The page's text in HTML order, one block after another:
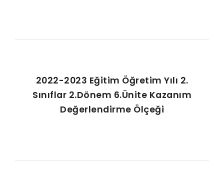
2022-2023 Eğitim Öğretim Yılı 2.
Sınıflar 2.Dönem 6.Ünite Kazanım
Değerlendirme Ölçeği